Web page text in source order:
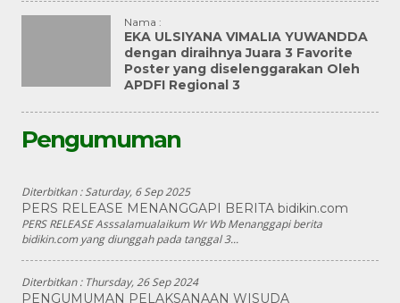
Nama :
EKA ULSIYANA VIMALIA YUWANDDA
dengan diraihnya Juara 3 Favorite
Poster yang diselenggarakan Oleh
APDFI Regional 3
Pengumuman
Diterbitkan :Saturday, 6 Sep 2025
PERS RELEASE MENANGGAPI BERITA bidikin.com
PERS RELEASE Asssalamualaikum Wr Wb Menanggapi berita
bidikin.com yang diunggah pada tanggal 3...
Diterbitkan : Thursday, 26 Sep 2024
PENGUMUMAN PELAKSANAAN WISUDA